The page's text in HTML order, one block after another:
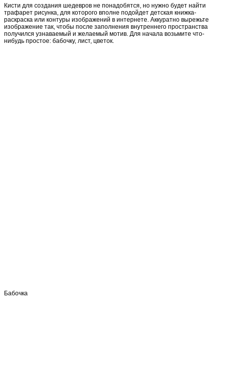
Кисти для создания шедевров не понадобятся, но нужно будет найти
трафарет рисунка, для которого вполне подойдет детская книжка-
раскраска или контуры изображений в интернете. Аккуратно вырежьте
изображение так, чтобы после заполнения внутреннего пространства
получился узнаваемый и желаемый мотив. Для начала возьмите что-
нибудь простое: бабочку, лист, цветок.
Бабочка